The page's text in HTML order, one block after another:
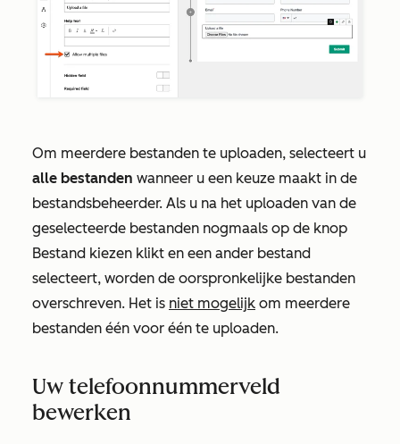
Om meerdere bestanden te uploaden, selecteert u
alle bestanden wanneer u een keuze maakt in de
bestandsbeheerder. Als u na het uploaden van de
geselecteerde bestanden nogmaals op de knop
Bestand kiezen klikt en een ander bestand
selecteert, worden de oorspronkelijke bestanden
overschreven. Het is niet mogelijk om meerdere
bestanden één voor één te uploaden.
Uw telefoonnummerveld
bewerken